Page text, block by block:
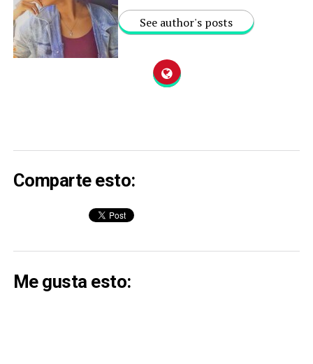
See author's posts
Comparte esto:
Me gusta esto: